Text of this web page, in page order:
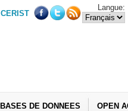
CERIST
Langue:
BASES DE DONNEES OPEN